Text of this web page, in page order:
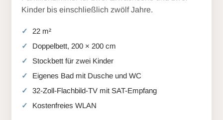
Kinder bis einschließlich zwölf Jahre.
22 m²
Doppelbett, 200 × 200 cm
Stockbett für zwei Kinder
Eigenes Bad mit Dusche und WC
32-Zoll-Flachbild-TV mit SAT-Empfang
Kostenfreies WLAN